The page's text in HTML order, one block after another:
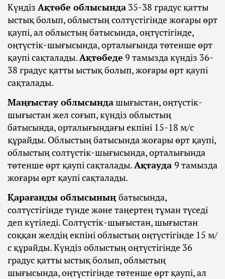
Күндіз Ақтөбе облысында 35-38 градус қатты
ыстық болып, облыстың солтүстігінде жоғары өрт
қаупі, ал облыстың батысында, оңтүстігінде,
оңтүстік-шығысында, орталығында төтенше өрт
қаупі сақталады.Ақтөбеде 9 тамызда күндіз 36-
38 градус қатты ыстық болып, жоғары өрт қаупі
сақталады.
Маңғыстау облысындашығыстан, оңтүстік-
шығыстан жел соғып, күндіз облыстың
батысында, орталығындағы екпіні 15-18 м/с
құрайды. Облыстың батысында жоғары өрт қаупі,
облыстың солтүстік-шығысында, орталығында
төтенше өрт қаупі сақталады.Ақтауда 9 тамызда
жоғары өрт қаупі сақталады.
Қарағанды облысының батысында,
солтүстігінде түнде және таңертең тұман түседі
деп күтіледі. Солтүстік-шығыстан, шығыстан
соққан желдің екпіні облыстың оңтүстігінде 15 м/
с құрайды. Күндіз облыстың оңтүстігінде 36
градус қатты ыстық болып, облыстың
шығысында, оңтүстігінде төтенше өрт қаупі, ал